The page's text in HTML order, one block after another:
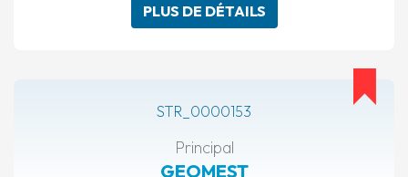
PLUS DE DÉTAILS
STR_0000153
Principal
GEOMEST